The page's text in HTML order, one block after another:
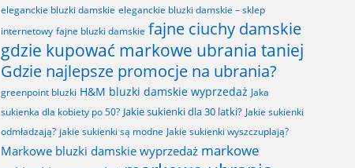
eleganckie bluzki damskie eleganckie bluzki damskie – sklep
internetowy fajne bluzki damskie fajne ciuchy damskie
gdzie kupować markowe ubrania taniej
Gdzie najlepsze promocje na ubrania?
greenpoint bluzki H&M bluzki damskie wyprzedaż Jaka
sukienka dla kobiety po 50? Jakie sukienki dla 30 latki? Jakie sukienki
odmładzają? jakie sukienki są modne Jakie sukienki wyszczuplają?
Markowe bluzki damskie wyprzedaż markowe